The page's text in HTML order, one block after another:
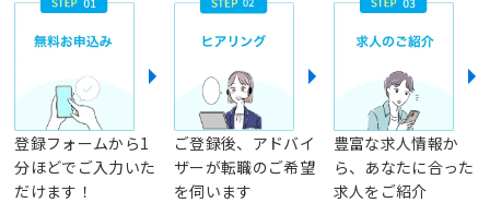
登録フォームから1
分ほどでご入力いた
だけます！
ご登録後、アドバイ
ザーが転職のご希望
を伺います
豊富な求人情報か
ら、あなたに合った
求人をご紹介